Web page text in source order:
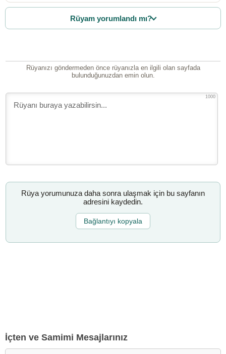
Rüyam yorumlandı mı?
Rüyanızı göndermeden önce rüyanızla en ilgili olan sayfada
bulunduğunuzdan emin olun.
1000
Rüya yorumunuza daha sonra ulaşmak için bu sayfanın
adresini kaydedin.
Bağlantıyı kopyala
İçten ve Samimi Mesajlarınız